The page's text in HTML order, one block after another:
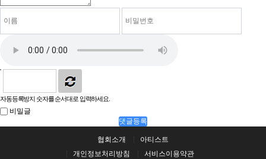
자동등록방지 숫자를 순서대로 입력하세요.
비밀글
댓글등록
협회소개
아티스트
개인정보처리방침
서비스이용약관